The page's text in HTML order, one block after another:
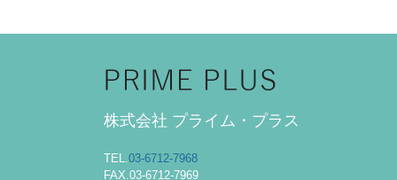
株式会社 プライム・プラス
TEL.03-6712-7968
FAX.03-6712-7969